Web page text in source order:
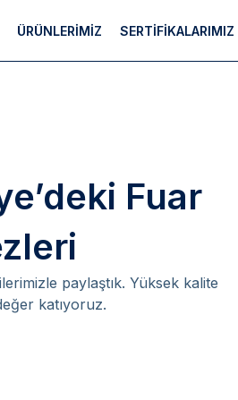
ÜRÜNLERİMİZ SERTİFİKALARIMIZ
Fuar
paylaştık. Yüksek kalite
katıyoruz.